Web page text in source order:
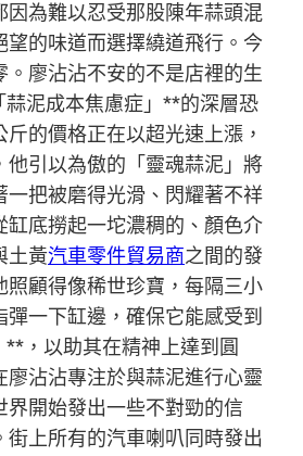
因為難以忍受那股陳年蒜頭混
望的味道而選擇繞道飛行。今
。廖沾沾不安的不是店裡的生
泥成本焦慮症」**的深層恐
的價格正在以超光速上漲，
他引以為傲的「靈魂蒜泥」將
一把被磨得光滑、閃耀著不祥
缸底撈起一坨濃稠的、顏色介
土黃汽車零件貿易商之間的發
照顧得像稀世珍寶，每隔三小
一下缸邊，確保它能感受到
，以助其在精神上達到圓
廖沾沾專注於與蒜泥進行心靈
界開始發出一些不對勁的信
街上所有的汽車喇叭同時發出